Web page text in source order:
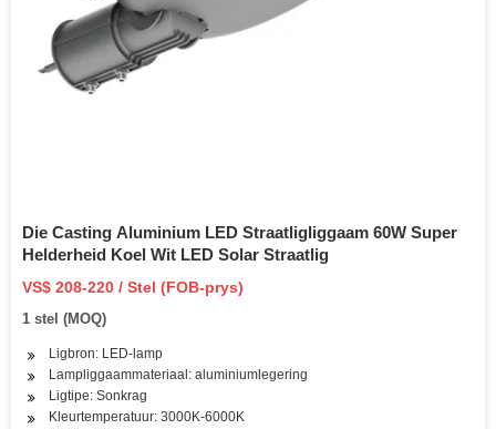
Die Casting Aluminium LED Straatligliggaam 60W Super
Helderheid Koel Wit LED Solar Straatlig
VS$ 208-220 / Stel (FOB-prys)
1 stel (MOQ)
Ligbron: LED-lamp
Lampliggaammateriaal: aluminiumlegering
Ligtipe: Sonkrag
Kleurtemperatuur: 3000K-6000K